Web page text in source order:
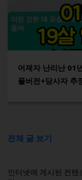
어제자 난리난 01
풀버전+당사자 추
전체 글 보기
인터넷에 게시된 컨텐